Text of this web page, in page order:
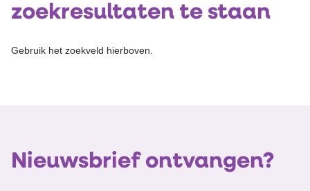
zoekresultaten te staan
Gebruik het zoekveld hierboven.
Nieuwsbrief ontvangen?